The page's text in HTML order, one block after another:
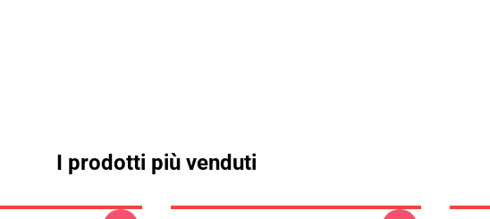
I prodotti più venduti